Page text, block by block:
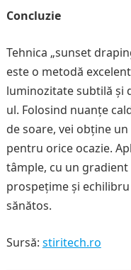
Concluzie
Tehnica „sunset
este o metodă
luminozitate subtilă și
ul. Folosind nuanțe
de soare, vei obține
pentru orice ocazie.
tâmple, cu un
prospețime și
sănătos.
Sursă: stiritech.ro